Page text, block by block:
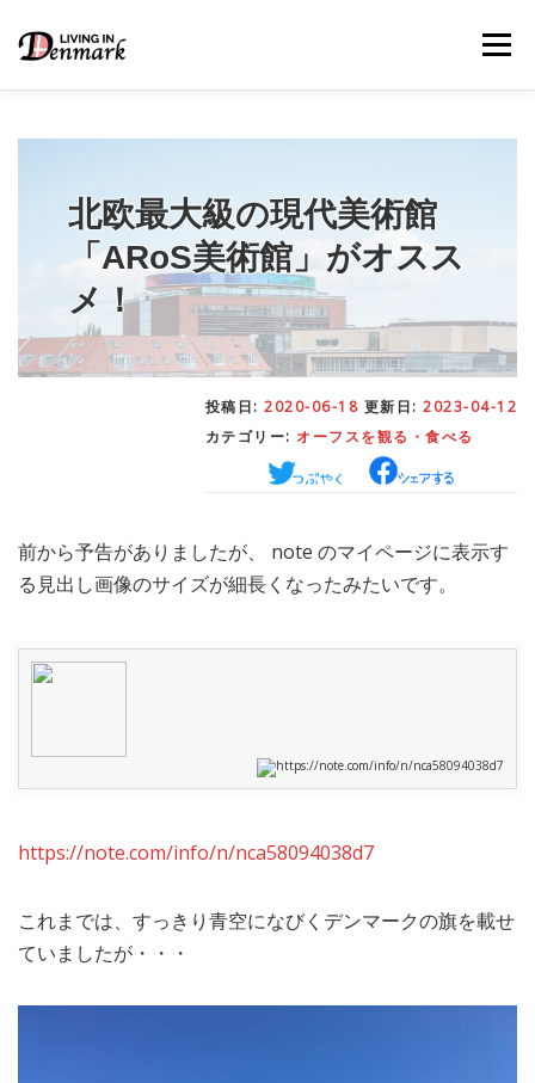
メニュー
LIFE TIPS – 生活便利帳 FOOD – ごはん事情
STUDY – 留学関連情報
WORK– デンマークの働き方
– 日本人の考察
MEDIA– メディア掲載 TRAVEL– 旅行
EVERYDAY– 日常ブログ
北欧最大級の現代美術館
「ARoS美術館」がオスス
メ！
投稿日: 2020-06-18 更新日: 2023-04-12
カテゴリー: オーフスを観る・食べる
前から予告がありましたが、 note のマイページに表示す
る見出し画像のサイズが細長くなったみたいです。
https://note.com/info/n/nca58094038d7
https://note.com/info/n/nca58094038d7
これまでは、すっきり青空になびくデンマークの旗を載せ
ていましたが・・・